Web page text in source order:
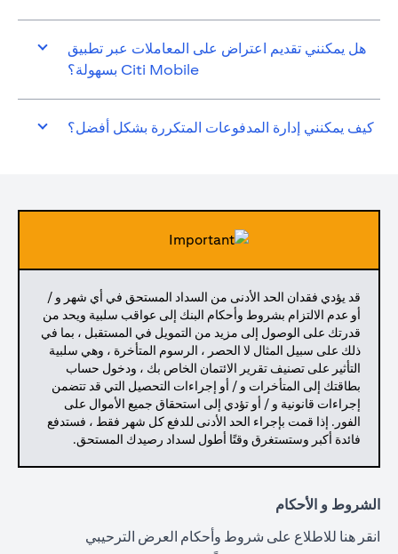
هل يمكنني تقديم اعتراض على المعاملات عبر تطبيق
Citi Mobile بسهولة؟
كيف يمكنني إدارة المدفوعات المتكررة بشكل أفضل؟
قد يؤدي فقدان الحد الأدنى من السداد المستحق في أي شهر و /
أو عدم الالتزام بشروط وأحكام البنك إلى عواقب سلبية ويحد من
قدرتك على الوصول إلى مزيد من التمويل في المستقبل ، بما في
ذلك على سبيل المثال لا الحصر ، الرسوم المتأخرة ، وهي سلبية
التأثير على تصنيف تقرير الائتمان الخاص بك ، ودخول حساب
بطاقتك إلى المتأخرات و / أو إجراءات التحصيل التي قد تتضمن
إجراءات قانونية و / أو تؤدي إلى استحقاق جميع الأموال على
الفور. إذا قمت بإجراء الحد الأدنى للدفع كل شهر فقط ، فستدفع
فائدة أكبر وستستغرق وقتًا أطول لسداد رصيدك المستحق.
الشروط و الأحكام
انقر هنا للاطلاع على شروط وأحكام العرض الترحيبي